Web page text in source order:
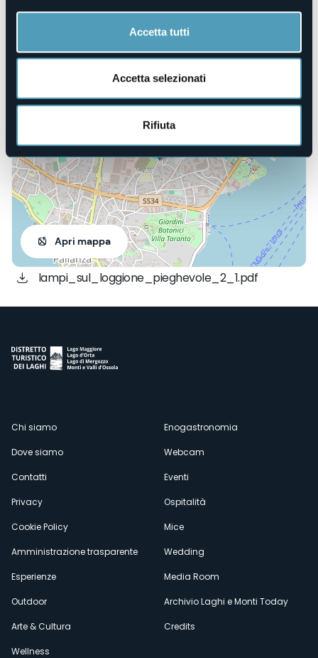
Accetta tutti
Accetta selezionati
Rifiuta
Apri mappa
lampi_sul_loggione_pieghevole_2_1.pdf
Menù
secondario
Chi siamo
Dove siamo
Contatti
Privacy
Cookie Policy
Amministrazione trasparente
Esperienze
Outdoor
Arte & Cultura
Wellness
Enogastronomia
Webcam
Eventi
Ospitalità
Mice
Wedding
Media Room
Archivio Laghi e Monti Today
Credits